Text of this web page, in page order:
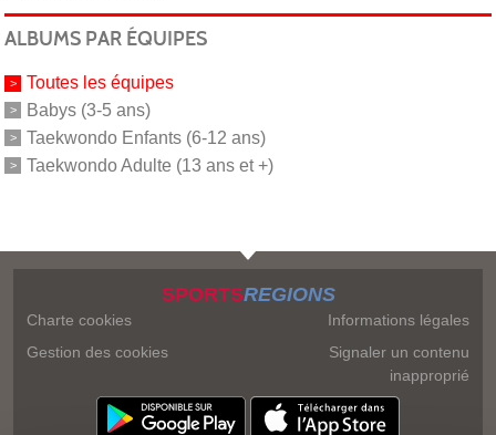
ALBUMS PAR ÉQUIPES
Toutes les équipes
Babys (3-5 ans)
Taekwondo Enfants (6-12 ans)
Taekwondo Adulte (13 ans et +)
SPORTSREGIONS
Charte cookies
Gestion des cookies
Informations légales
Signaler un contenu
inapproprié